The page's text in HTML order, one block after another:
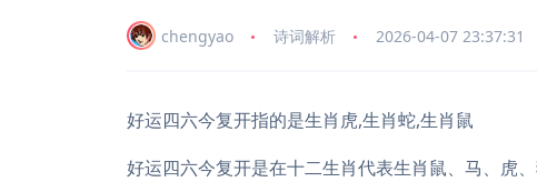
chengyao 诗词解析 2026-04-07 23:37:31
好运四六今复开指的是生肖虎,生肖蛇,生肖鼠
好运四六今复开是在十二生肖代表生肖鼠、马、虎